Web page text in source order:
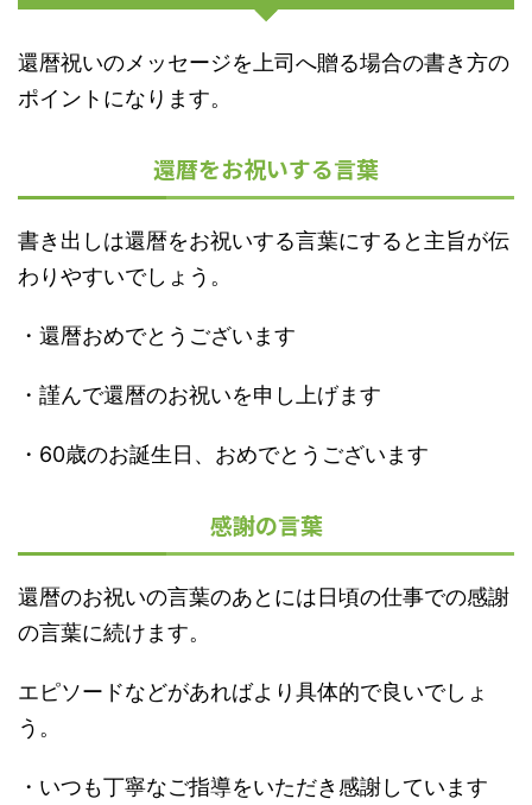
還暦祝いのメッセージを上司へ贈る場合の書き方の
ポイントになります。
還暦をお祝いする言葉
書き出しは還暦をお祝いする言葉にすると主旨が伝
わりやすいでしょう。
・還暦おめでとうございます
・謹んで還暦のお祝いを申し上げます
・60歳のお誕生日、おめでとうございます
感謝の言葉
還暦のお祝いの言葉のあとには日頃の仕事での感謝
の言葉に続けます。
エピソードなどがあればより具体的で良いでしょ
う。
・いつも丁寧なご指導をいただき感謝しています